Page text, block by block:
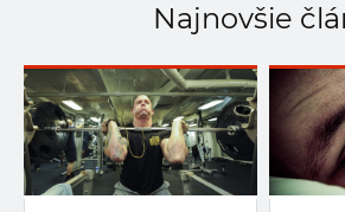
Najnovšie